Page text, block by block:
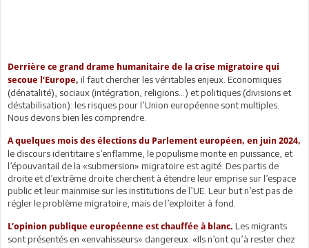
Derrière ce grand drame humanitaire de la crise migratoire qui
secoue l’Europe, il faut chercher les véritables enjeux. Economiques
(dénatalité), sociaux (intégration, religions…) et politiques (divisions et
déstabilisation): les risques pour l’Union européenne sont multiples.
Nous devons bien les comprendre.
A quelques mois des élections du Parlement européen, en juin 2024,
le discours identitaire s’enflamme, le populisme monte en puissance, et
l’épouvantail de la «submersion» migratoire est agité. Des partis de
droite et d’extrême droite cherchent à étendre leur emprise sur l’espace
public et leur mainmise sur les institutions de l’UE. Leur but n’est pas de
régler le problème migratoire, mais de l’exploiter à fond.
L’opinion publique européenne est chauffée à blanc. Les migrants
sont présentés en «envahisseurs» dangereux. «Ils n’ont qu’à rester chez